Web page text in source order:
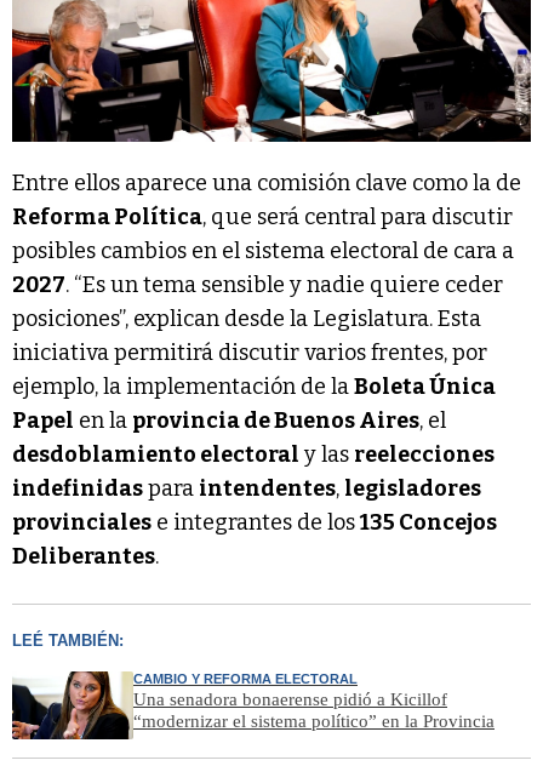
Entre ellos aparece una comisión clave como la de
Reforma Política, que será central para discutir
posibles cambios en el sistema electoral de cara a
2027. “Es un tema sensible y nadie quiere ceder
posiciones”, explican desde la Legislatura. Esta
iniciativa permitirá discutir varios frentes, por
ejemplo, la implementación de laBoleta Única
Papel en la provincia de Buenos Aires, el
desdoblamiento electoral y las reelecciones
indefinidaspara intendentes, legisladores
provinciales e integrantes de los135 Concejos
Deliberantes.
LEÉ TAMBIÉN:
CAMBIO Y REFORMA ELECTORAL
Una senadora bonaerense pidió a Kicillof
“modernizar el sistema político” en la Provincia